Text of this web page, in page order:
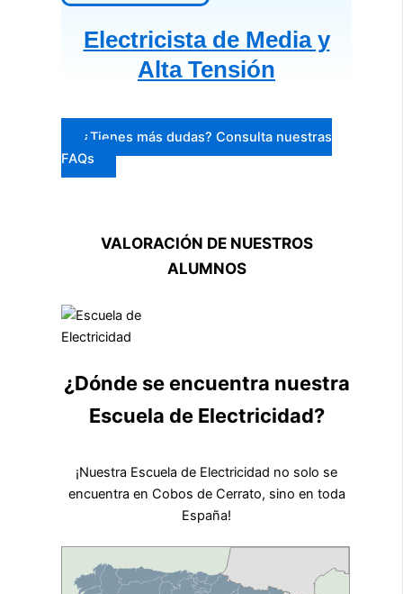
Electricista de Media y
Alta Tensión
¿Tienes más dudas? Consulta nuestras
FAQs
VALORACIÓN DE NUESTROS
ALUMNOS
¿Dónde se encuentra nuestra
Escuela de Electricidad?
¡Nuestra Escuela de Electricidad no solo se
encuentra en Cobos de Cerrato, sino en toda
España!